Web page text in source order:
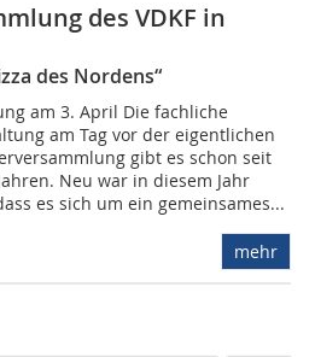
des VDKF in
des Nordens“
am 3. April Die fachliche
am Tag vor der eigentlichen
gibt es schon seit
Neu war in diesem Jahr
es sich um ein gemeinsames...
mehr